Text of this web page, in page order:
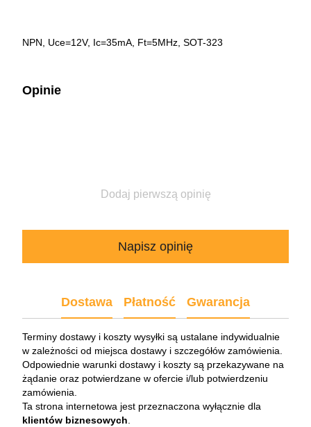
NPN, Uce=12V, Ic=35mA, Ft=5MHz, SOT-323
Opinie
Dodaj pierwszą opinię
Napisz opinię
Dostawa Płatność Gwarancja
Terminy dostawy i koszty wysyłki są ustalane indywidualnie
w zależności od miejsca dostawy i szczegółów zamówienia.
Odpowiednie warunki dostawy i koszty są przekazywane na
żądanie oraz potwierdzane w ofercie i/lub potwierdzeniu
zamówienia.
Ta strona internetowa jest przeznaczona wyłącznie dla
klientów biznesowych